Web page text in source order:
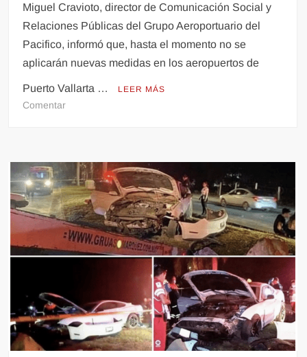
Miguel Cravioto, director de Comunicación Social y
Relaciones Públicas del Grupo Aeroportuario del
Pacifico, informó que, hasta el momento no se
aplicarán nuevas medidas en los aeropuertos de
Puerto Vallarta … LEER MÁS
Comentaren
ante
brote
de
viruela
del
mono